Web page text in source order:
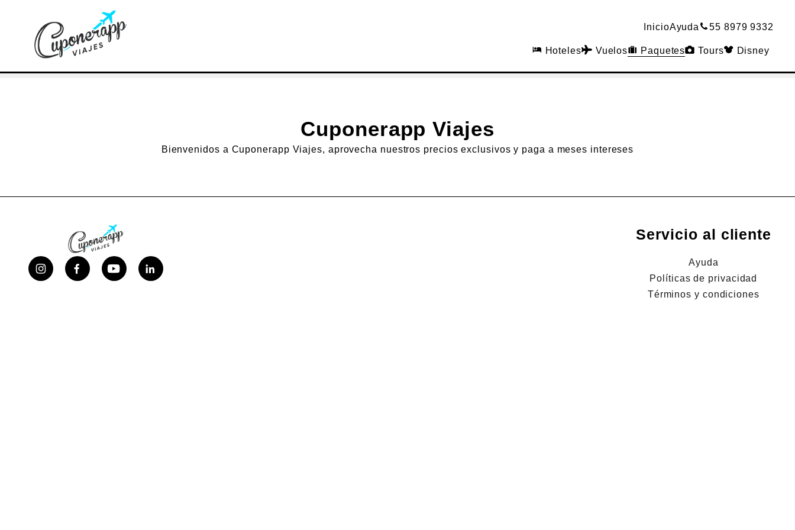
InicioAyuda 55 8979 9332
Hoteles Vuelos Paquetes Tours Disney
Cuponerapp Viajes
Bienvenidos a Cuponerapp Viajes, aprovecha nuestros precios exclusivos y paga a meses intereses
Servicio al cliente
Ayuda
Políticas de privacidad
Términos y condiciones